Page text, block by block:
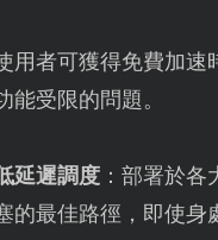
用者可獲得免費加
能受限的問題。
延遲調度：部署於各
的最佳路徑，即使身